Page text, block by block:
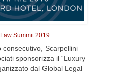
Summit 2019
consecutivo, Scarpellini
sponsorizza il “Luxury
dal Global Legal